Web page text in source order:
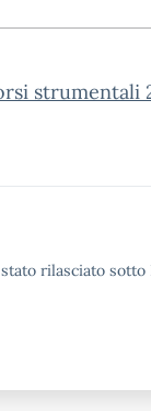
strumentali
rilasciato